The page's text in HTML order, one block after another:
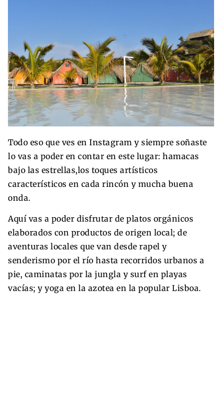
Todo eso que ves en Instagram y siempre soñaste
lo vas a poder en contar en este lugar: hamacas
bajo las estrellas,los toques artísticos
característicos en cada rincón y mucha buena
onda.
Aquí vas a poder disfrutar de platos orgánicos
elaborados con productos de origen local; de
aventuras locales que van desde rapel y
senderismo por el río hasta recorridos urbanos a
pie, caminatas por la jungla y surf en playas
vacías; y yoga en la azotea en la popular Lisboa.